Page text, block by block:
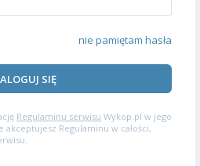
nie pamiętam hasła
SIĘ
Regulaminu serwisu Wykop.pl w jego
Regulaminu w całości,